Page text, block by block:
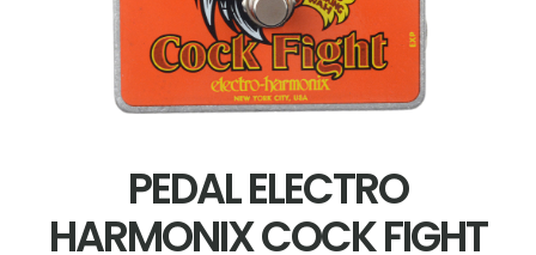
PEDAL ELECTRO
HARMONIX COCK FIGHT